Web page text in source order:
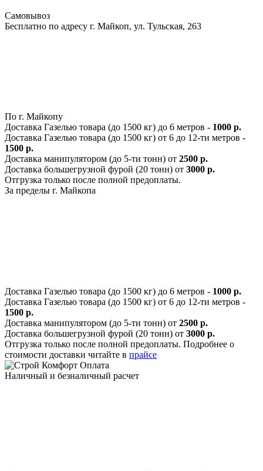
Самовывоз
Бесплатно по адресу г. Майкоп, ул. Тульская, 263
По г. Майкопу
Доставка Газелью товара (до 1500 кг) до 6 метров - 1000 р.
Доставка Газелью товара (до 1500 кг) от 6 до 12-ти метров -
1500 р.
Доставка манипулятором (до 5-ти тонн) от 2500 р.
Доставка большегрузной фурой (20 тонн) от 3000 р.
Отгрузка только после полной предоплаты.
За пределы г. Майкопа
Доставка Газелью товара (до 1500 кг) до 6 метров - 1000 р.
Доставка Газелью товара (до 1500 кг) от 6 до 12-ти метров -
1500 р.
Доставка манипулятором (до 5-ти тонн) от 2500 р.
Доставка большегрузной фурой (20 тонн) от 3000 р.
Отгрузка только после полной предоплаты. Подробнее о
стоимости доставки читайте в прайсе
Оплата
Наличный и безналичный расчет